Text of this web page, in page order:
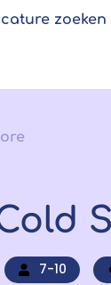
zoeken
7-10